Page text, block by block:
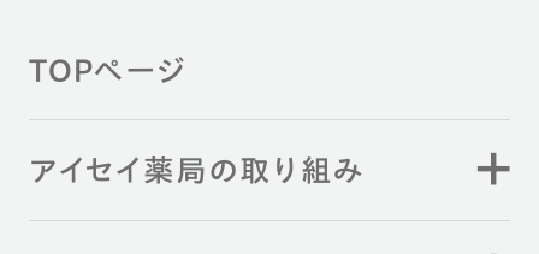
TOPページ
アイセイ薬局の取り組み